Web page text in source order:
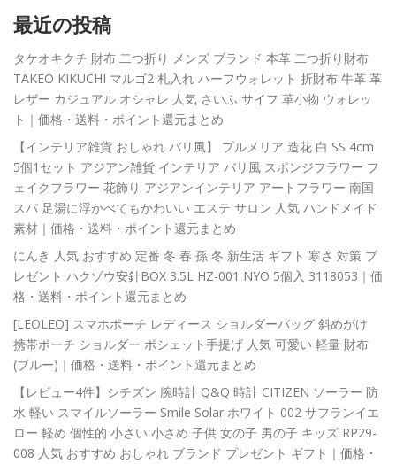
最近の投稿
タケオキクチ 財布 二つ折り メンズ ブランド 本革 二つ折り財布
TAKEO KIKUCHI マルゴ2 札入れ ハーフウォレット 折財布 牛革 革
レザー カジュアル オシャレ 人気 さいふ サイフ 革小物 ウォレッ
ト｜価格・送料・ポイント還元まとめ
【インテリア雑貨 おしゃれ バリ風】 プルメリア 造花 白 SS 4cm
5個1セット アジアン雑貨 インテリア バリ風 スポンジフラワー フ
ェイクフラワー 花飾り アジアンインテリア アートフラワー 南国
スパ 足湯に浮かべてもかわいい エステ サロン 人気 ハンドメイド
素材｜価格・送料・ポイント還元まとめ
にんき 人気 おすすめ 定番 冬 春 孫 冬 新生活 ギフト 寒さ 対策 プ
レゼント ハクゾウ安針BOX 3.5L HZ-001 NYO 5個入 3118053｜価
格・送料・ポイント還元まとめ
[LEOLEO] スマホポーチ レディース ショルダーバッグ 斜めがけ
携帯ポーチ ショルダー ポシェット手提げ 人気 可愛い 軽量 財布
(ブルー)｜価格・送料・ポイント還元まとめ
【レビュー4件】シチズン 腕時計 Q&Q 時計 CITIZEN ソーラー 防
水 軽い スマイルソーラー Smile Solar ホワイト 002 サフランイエ
ロー 軽め 個性的 小さい 小さめ 子供 女の子 男の子 キッズ RP29-
008 人気 おすすめ おしゃれ ブランド プレゼント ギフト｜価格・